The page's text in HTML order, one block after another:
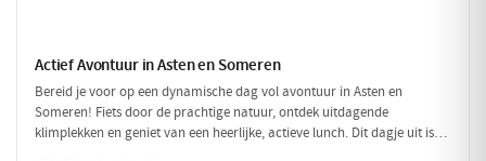
Actief Avontuur in Asten en Someren
Bereid je voor op een dynamische dag vol avontuur in Asten en
Someren! Fiets door de prachtige natuur, ontdek uitdagende
klimplekken en geniet van een heerlijke, actieve lunch. Dit dagje uit is